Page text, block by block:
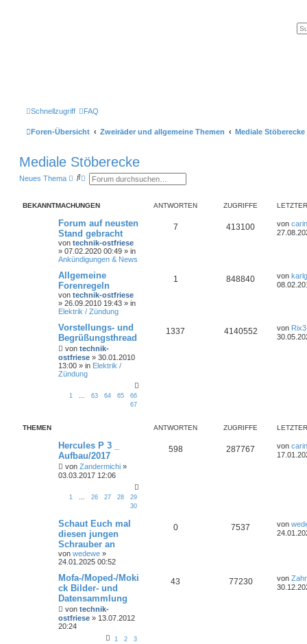
Schnellzugriff FAQ
Foren-Übersicht Zweiräder und allgemeine Themen Mediale Stöberecke
Mediale Stöberecke
Neues Thema
S
e
E
i
e
r
t
e
S
c
h
e
BEKANNTMACHUNGEN ANTWORTEN ZUGRIFFE
Forum auf neusten
Stand gebracht
von technik-ostfriese
» 07.02.2020 00:49 » in
Ankündigungen & News
7 413100 von
Allgemeine
Forenregeln
von technik-ostfriese
» 26.09.2010 19:43 » in
Elektrik / Zündung
1 848840 von
Vorstellungs- und
Begrüßungsthread
von technik-
ostfriese » 30.01.2010
13:00 » in Elektrik /
Zündung
1 … 63 64 65
66
67
1337 4140552 von
THEMEN ANTWORTEN ZUGRIFFE
Hercules P 3 _
Aufbau/2017
von Zandermichi »
03.03.2017 12:06
1 … 26 27 28
29
30
598 287767 von
Schaut Euch mal
diesen jungen
Schrauber an
von wedewe »
24.01.2025 00:52
0 7537 von
Mofa-/Moped-/Moki
ck Bilder- und
Datensammlung
von technik-
ostfriese » 13.07.2012
20:24
1 2 3
43 77230 von